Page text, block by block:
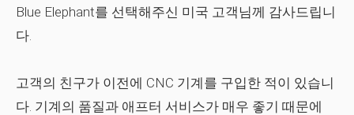
Blue Elephant를 선택해주신 미국 고객님께 감사드립니
다.
고객의 친구가 이전에 CNC 기계를 구입한 적이 있습니
다. 기계의 품질과 애프터 서비스가 매우 좋기 때문에